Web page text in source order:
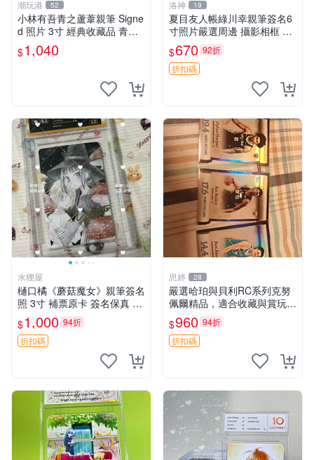
潮玩港 52
小林有吾青之蘆葦親筆 Signe
d 照片 3寸 經典收藏品 青之
蘆葦限量版 周邊 相框裝裱 青
之蘆葦 簽名照 小林有吾
$1,040
洛神 19
夏目友人帳綠川幸親筆簽名6
寸照片嚴選周邊 攝影相框 網
路認證 夏目友人帳收藏 簽名
照 6寸
$670 92折
折扣碼
水狸屋
樋口橘《蘑菇魔女》親筆簽名
照 3寸 補票原卡 簽名保真 收
藏推薦 蘑菇魔女 樋口橘 照片
$1,000 94折
折扣碼
思婷 28
嚴選哈珀與貝利RC系列克努
佩爾精品，適合收藏與賞玩 R
C 玩具 陶瓷
$960 94折
折扣碼